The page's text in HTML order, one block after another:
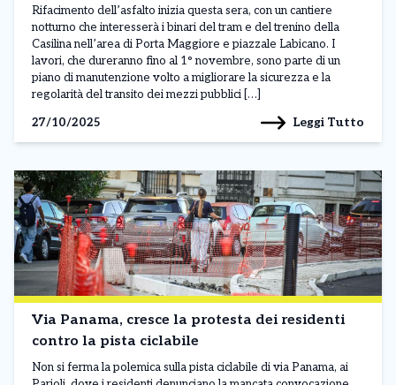
Rifacimento dell’asfalto inizia questa sera, con un cantiere
notturno che interesserà i binari del tram e del trenino della
Casilina nell’area di Porta Maggiore e piazzale Labicano. I
lavori, che dureranno fino al 1° novembre, sono parte di un
piano di manutenzione volto a migliorare la sicurezza e la
regolarità del transito dei mezzi pubblici […]
27/10/2025
Leggi Tutto
Via Panama, cresce la protesta dei residenti
contro la pista ciclabile
Non si ferma la polemica sulla pista ciclabile di via Panama, ai